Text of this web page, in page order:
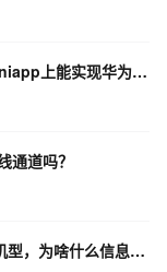
应用研发平台EMAS 确定阿里的消息推送在uniapp上能实现华为/荣耀/oppo的离线推送消息吗？
道吗？
应用研发平台EMAS能帮忙看一下oppo这款机型，为啥什么信息都没有么？